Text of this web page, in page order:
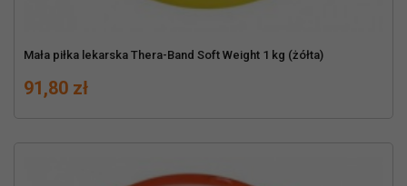
Mała piłka lekarska Thera-Band Soft Weight 1 kg (żółta)
Cena
91,80 zł